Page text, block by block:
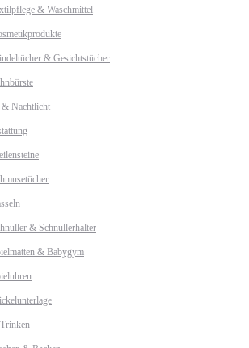
& Waschmittel
& Gesichtstücher
& Nachtlicht
& Schnullerhalter
& Babygym